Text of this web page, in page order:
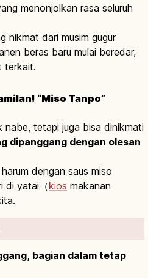
menonjolkan rasa seluruh
nikmat dari musim gugur
beras baru mulai beredar,
terkait.
“Miso Tanpo”
tetapi juga bisa dinikmati
dipanggang dengan olesan
dengan saus miso
di yatai（kios makanan
bagian dalam tetap